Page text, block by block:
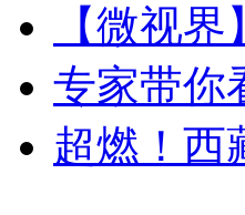
【微视
专家带你
超燃！西